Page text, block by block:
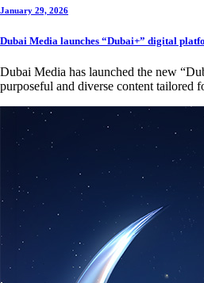
January 29, 2026
Dubai Media launches “Dubai+” digital
Dubai Media has launched the new
purposeful and diverse content tailored